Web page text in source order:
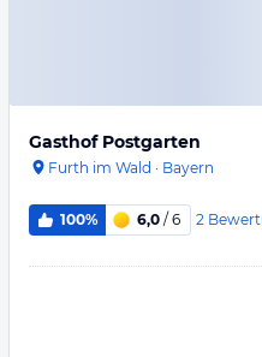
Gasthof Postgarten
Furth im Wald · Bayern
100% 6,0 / 6 2